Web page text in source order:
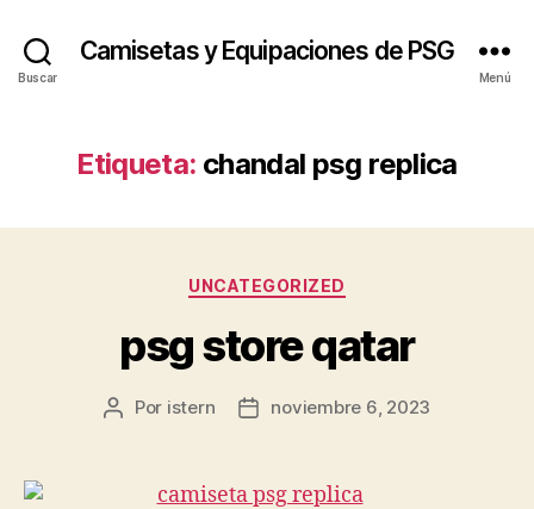
Buscar
Camisetas y Equipaciones de PSG
Menú
Etiqueta: chandal psg replica
Categorías
UNCATEGORIZED
psg store qatar
Autor
entrada
Por istern
Fecha
entrada
noviembre 6, 2023